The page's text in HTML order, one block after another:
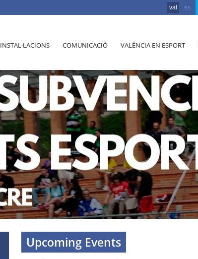
val es
INSTAL·LACIONS COMUNICACIÓ VALÈNCIA EN ESPORT
Upcoming Events